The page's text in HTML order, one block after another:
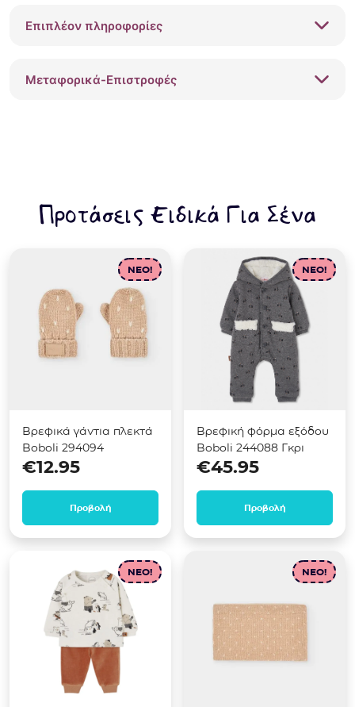
strass
Μαύρο
Επιπλέον πληροφορίες
Μεταφορικά-Επιστροφές
Προτάσεις Ειδικά Για Σένα
NEO!
Βρεφικά γάντια πλεκτά
Boboli 294094
€12.95
Προβολή
NEO!
Βρεφική φόρμα εξόδου
Boboli 244088 Γκρι
€45.95
Προβολή
NEO! NEO!